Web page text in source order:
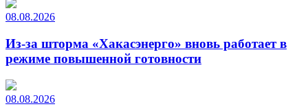
08.08.2026
Из-за шторма «Хакасэнерго» вновь работает в
режиме повышенной готовности
08.08.2026